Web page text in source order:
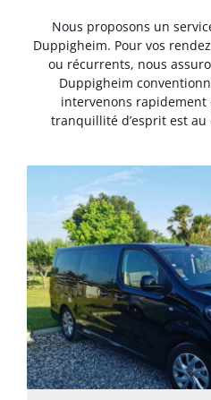
Nous proposons un
Duppigheim. Pour vos
ou récurrents, nous
Duppigheim
intervenons rapidement
tranquillité d’esprit est